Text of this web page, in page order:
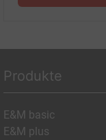
Produkte
E&M basic
E&M plus